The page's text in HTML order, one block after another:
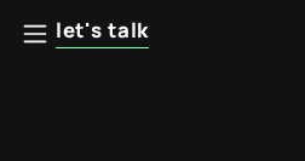
let's talk